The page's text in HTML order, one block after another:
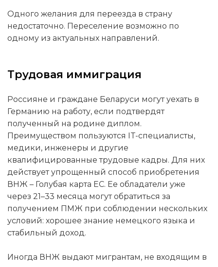
Одного желания для переезда в страну
недостаточно. Переселение возможно по
одному из актуальных направлений.
Трудовая иммиграция
Россияне и граждане Беларуси могут уехать в
Германию на работу, если подтвердят
полученный на родине диплом.
Преимуществом пользуются IT-специалисты,
медики, инженеры и другие
квалифицированные трудовые кадры. Для них
действует упрощенный способ приобретения
ВНЖ – Голубая карта ЕС. Ее обладатели уже
через 21–33 месяца могут обратиться за
получением ПМЖ при соблюдении нескольких
условий: хорошее знание немецкого языка и
стабильный доход.
Иногда ВНЖ выдают мигрантам, не входящим в